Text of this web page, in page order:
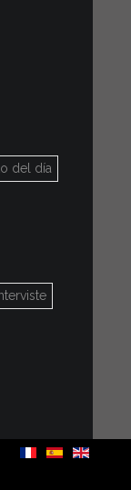
del día